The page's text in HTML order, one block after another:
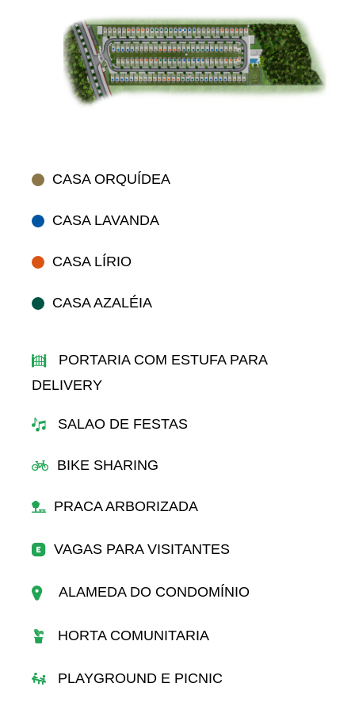
CASA ORQUÍDEA
CASA LAVANDA
CASA LÍRIO
CASA AZALÉIA
PORTARIA COM ESTUFA PARA
DELIVERY
SALAO DE FESTAS
BIKE SHARING
PRACA ARBORIZADA
VAGAS PARA VISITANTES
ALAMEDA DO CONDOMÍNIO
HORTA COMUNITARIA
PLAYGROUND E PICNIC